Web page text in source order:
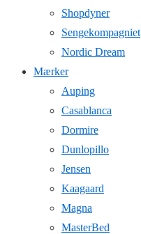
Shopdyner
Sengekompagniet
Nordic Dream
Mærker
Auping
Casablanca
Dormire
Dunlopillo
Jensen
Kaagaard
Magna
MasterBed